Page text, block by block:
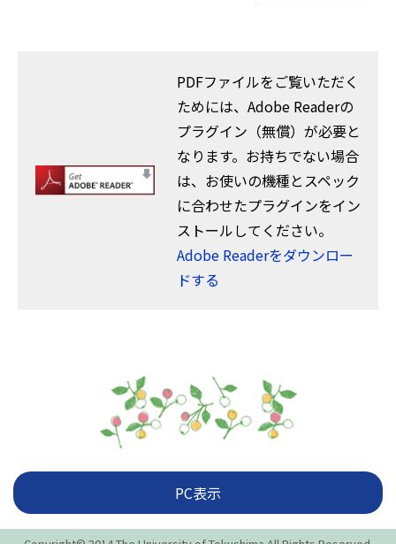
PDFファイルをご覧いただく
ためには、Adobe Readerの
プラグイン（無償）が必要と
なります。お持ちでない場合
は、お使いの機種とスペック
に合わせたプラグインをイン
ストールしてください。
Adobe Readerをダウンロー
ドする
PC表示